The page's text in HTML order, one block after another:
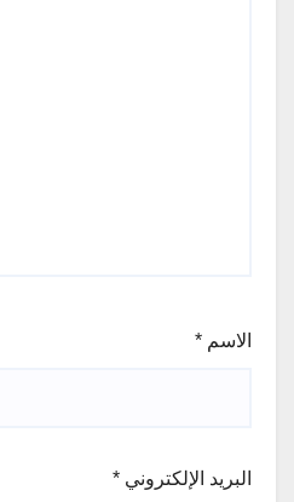
الاسم *
البريد الإلكتروني *